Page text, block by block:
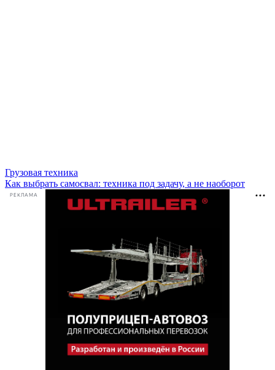
Грузовая техника
Как выбрать самосвал: техника под задачу, а не наоборот
РЕКЛАМА